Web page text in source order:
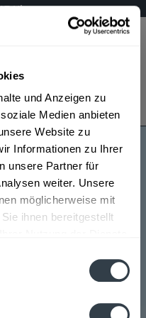
und Anzeigen zu
Medien anbieten
Website zu
Informationen zu Ihrer
unsere Partner für
weiter. Unsere
möglicherweise mit
ihnen bereitgestellt
Uhr
Bestellung widerrufen
gilt unsere Datenschutzerklärung
Regionen, Städten,